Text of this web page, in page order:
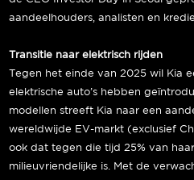
aandeelhouders, analisten en
Transitie naar elektrisch rijden
Tegen het einde van 2025 wil Kia
elektrische auto’s hebben
modellen streeft Kia naar een
wereldwijde EV-markt (exclusief
ook dat tegen die tijd 25% van
milieuvriendelijke is. Met de